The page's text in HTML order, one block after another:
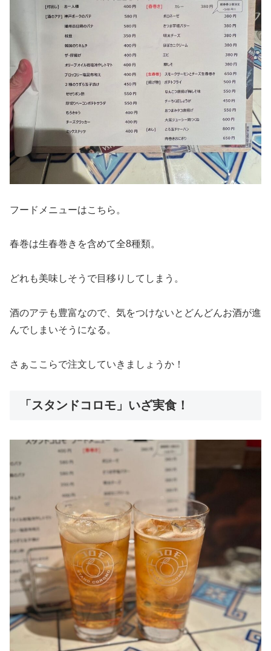
フードメニューはこちら。
春巻は生春巻きを含めて全8種類。
どれも美味しそうで目移りしてしまう。
酒のアテも豊富なので、気をつけないとどんどんお酒が進
んでしまいそうになる。
さぁここらで注文していきましょうか！
「スタンドコロモ」いざ実食！